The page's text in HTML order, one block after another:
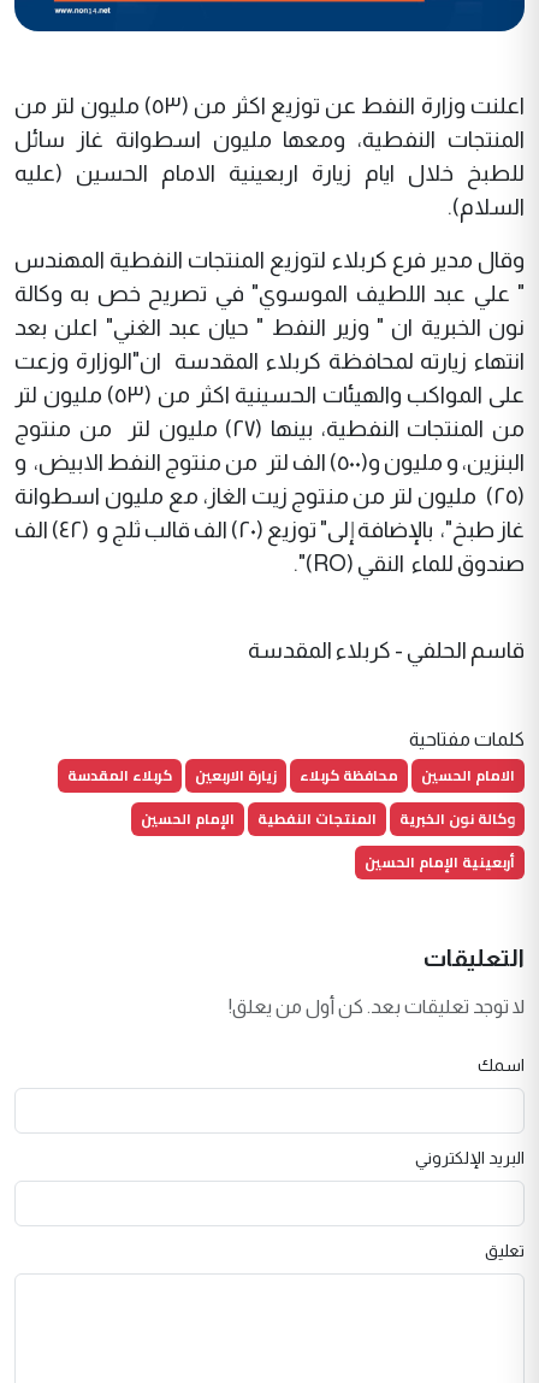
اعلنت وزارة النفط عن توزيع اكثر من (٥٣) مليون لتر من
المنتجات النفطية، ومعها مليون اسطوانة غاز سائل
للطبخ خلال ايام زيارة اربعينية الامام الحسين (عليه
السلام).
وقال مدير فرع كربلاء لتوزيع المنتجات النفطية المهندس
" علي عبد اللطيف الموسوي" في تصريح خص به وكالة
نون الخبرية ان " وزير النفط " حيان عبد الغني" اعلن بعد
انتهاء زيارته لمحافظة كربلاء المقدسة ان"الوزارة وزعت
على المواكب والهيئات الحسينية اكثر من (٥٣) مليون لتر
من المنتجات النفطية، بينها (٢٧) مليون لتر من منتوج
البنزين، و مليون و(٥٠٠) الف لتر من منتوج النفط الابيض، و
(٢٥) مليون لتر من منتوج زيت الغاز، مع مليون اسطوانة
غاز طبخ"، بالإضافة إلى" توزيع (٢٠) الف قالب ثلج و (٤٢) الف
صندوق للماء النقي (RO)".
قاسم الحلفي - كربلاء المقدسة
كلمات مفتاحية
الامام الحسين محافظة كربلاء زيارة الاربعين
كربلاء المقدسة
وكالة نون الخبرية
المنتجات النفطية
الإمام الحسين
أربعينية الإمام الحسين
التعليقات
لا توجد تعليقات بعد. كن أول من يعلق!
اسمك
البريد الإلكتروني
تعليق